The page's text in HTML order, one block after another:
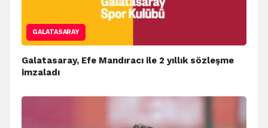
GALATASARAY
Galatasaray, Efe Mandıracı ile 2 yıllık sözleşme
imzaladı